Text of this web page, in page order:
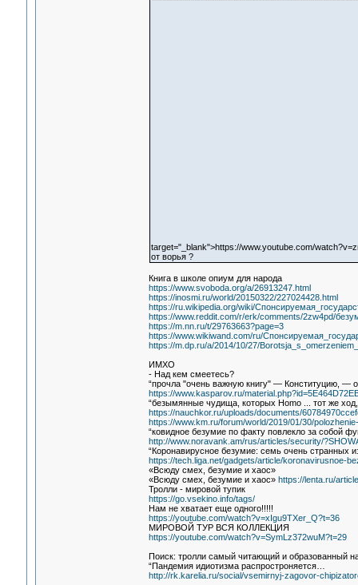
target="_blank">https://www.youtube.com/
от ворья ?
Книга в школе опиум для народа
https://www.svoboda.org/a/26913247.html
https://inosmi.ru/world/20150322/227024428.html
https://ru.wikipedia.org/wiki/
https://www.reddit.com/r/erk/comments/2zw4pd/
https://m.nn.ru/t/29763663?page=3
https://www.wikiwand.com/ru/
https://m.dp.ru/a/2014/10/27/
ИМХО
- Над кем смеетесь?
“прочла "очень важную книгу" — Конституцию, —
https://www.kasparov.ru/
“безымянные чудища, которых Homo ... тот же
https://nauchkor.ru/uploads/documents/
https://www.km.ru/forum/world/2019/01/30/
“ковидное безумие по факту повлекло за собой
http://www.noravank.am/rus/articles/security/
“Коронавирусное безумие: семь очень странных
https://tech.liga.net/gadgets/article/koronavirusnoe-
«Всюду смех, безумие и хаос»
«Всюду смех, безумие и хаос» https://lenta.ru/
Тролли - мировой тупик
https://go.vsekino.info/tags/
Нам не хватает еще одного!!!!!
https://youtube.com/watch?v=xIgu9TXer_Q?t=36
МИРОВОЙ ТУР ВСЯ КОЛЛЕКЦИЯ
https://youtube.com/watch?v=SymLz372wuM?t=29
Поиск: тролли самый читающий и образованный
“Пандемия идиотизма распростроняется…
http://rk.karelia.ru/social/vsemirnyj-zagovor-